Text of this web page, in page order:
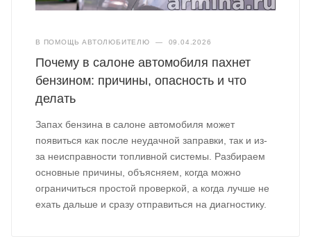
В ПОМОЩЬ АВТОЛЮБИТЕЛЮ — 09.04.2026
Почему в салоне автомобиля пахнет
бензином: причины, опасность и что
делать
Запах бензина в салоне автомобиля может
появиться как после неудачной заправки, так и из-
за неисправности топливной системы. Разбираем
основные причины, объясняем, когда можно
ограничиться простой проверкой, а когда лучше не
ехать дальше и сразу отправиться на диагностику.